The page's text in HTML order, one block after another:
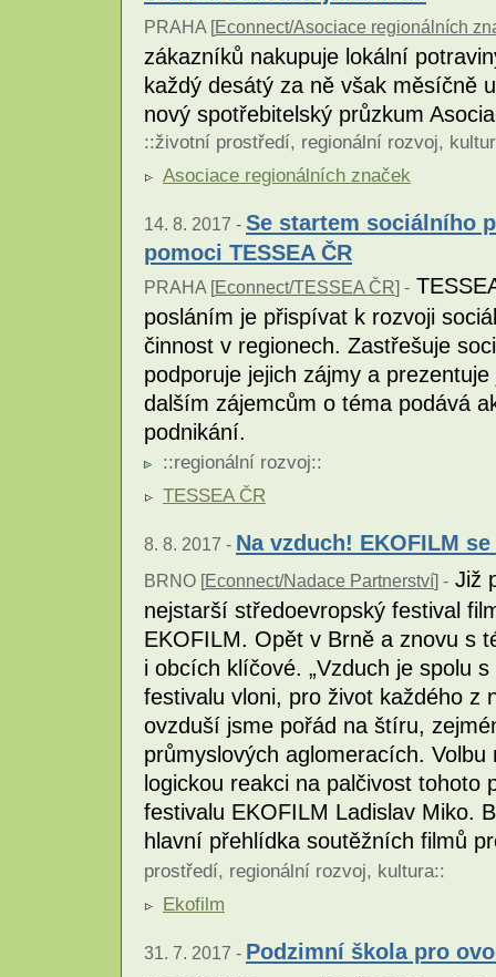
PRAHA [Econnect/Asociace regionálních
zákazníků nakupuje lokální
každý desátý za ně však měsíčně
nový spotřebitelský průzkum
::životní prostředí, regionální rozvoj,
Asociace regionálních značek
14. 8. 2017 - Se startem sociálního
pomoci TESSEA ČR
PRAHA [Econnect/TESSEA ČR] -
posláním je přispívat k rozvoji
činnost v regionech. Zastřešuje
podporuje jejich zájmy a
dalším zájemcům o téma podává
podnikání.
::regionální rozvoj::
TESSEA ČR
8. 8. 2017 - Na vzduch! EKOFILM
BRNO [Econnect/Nadace Partnerství] - Již
nejstarší středoevropský festival
EKOFILM. Opět v Brně a znovu s
i obcích klíčové. „Vzduch je spolu
festivalu vloni, pro život každého z
ovzduší jsme pořád na štíru,
průmyslových aglomeracích.
logickou reakci na palčivost tohoto
festivalu EKOFILM Ladislav Miko.
hlavní přehlídka soutěžních filmů
prostředí, regionální rozvoj, kultura::
Ekofilm
31. 7. 2017 - Podzimní škola pro